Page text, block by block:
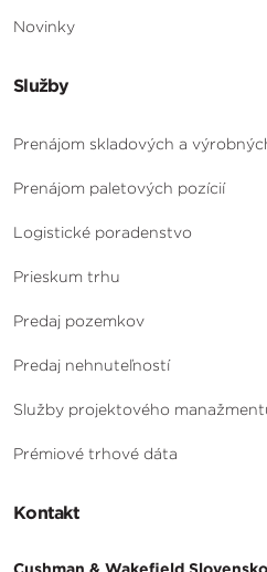
Novinky
Služby
Prenájom skladových a
Prenájom paletových pozícií
Logistické poradenstvo
Prieskum trhu
Predaj pozemkov
Predaj nehnuteľností
Služby projektového
Prémiové trhové dáta
Kontakt